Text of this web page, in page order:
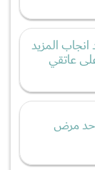
انجاب المزيد
عاتقي
مرض